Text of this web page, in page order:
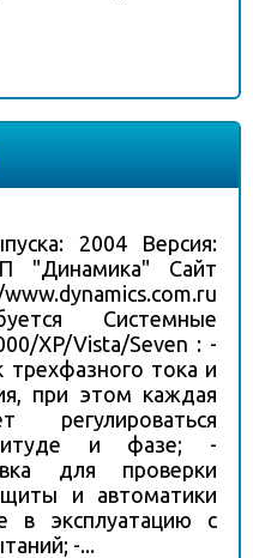
2004 Версия:
"Динамика" Сайт
Системные
XP/Vista/Seven : -
трехфазного тока и
при этом каждая
и фазе; -
для проверки
и автоматики
в эксплуатацию с
-...